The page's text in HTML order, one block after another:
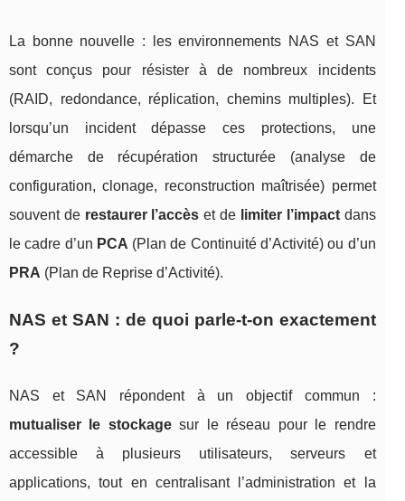
La bonne nouvelle : les environnements NAS et SAN
sont conçus pour résister à de nombreux incidents
(RAID, redondance, réplication, chemins multiples). Et
lorsqu’un incident dépasse ces protections, une
démarche de récupération structurée (analyse de
configuration, clonage, reconstruction maîtrisée) permet
souvent de restaurer l’accès et de limiter l’impactdans
le cadre d’un PCA (Plan de Continuité d’Activité) ou d’un
PRA (Plan de Reprise d’Activité).
NAS et SAN : de quoi parle-t-on exactement
?
NAS et SAN répondent à un objectif commun :
mutualiser le stockagesur le réseau pour le rendre
accessible à plusieurs utilisateurs, serveurs et
applications, tout en centralisant l’administration et la